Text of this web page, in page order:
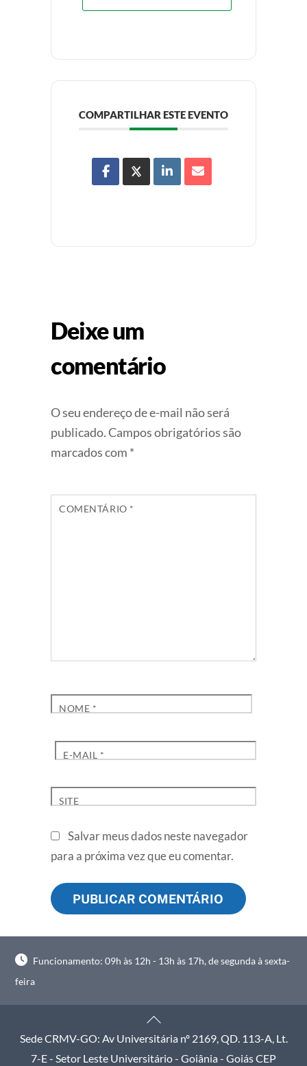
COMPARTILHAR ESTE EVENTO
Deixe um
comentário
O seu endereço de e-mail não será
publicado.Campos obrigatórios são
marcados com *
COMENTÁRIO *
NOME *
E-MAIL *
SITE
Salvar meus dados neste navegador
para a próxima vez que eu comentar.
Funcionamento: 09h às 12h - 13h às 17h, de segunda à sexta-
feira
Back
To
Top
Sede CRMV-GO: Av Universitária nº 2169, QD. 113-A, Lt.
7-E - Setor Leste Universitário - Goiânia - Goiás CEP